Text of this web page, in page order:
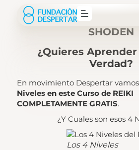
Curso de Reiki
SHODEN
¿Quieres Aprender
Verdad?
En movimiento Despertar
Niveles en este Curso de REIKI
COMPLETAMENTE GRATIS.
¿Y Cuales son esos 4
Los 4 Niveles